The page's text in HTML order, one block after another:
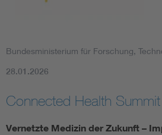
Bundesministerium für Forschung,
28.01.2026
Connected Health
Vernetzte Medizin der Zukunft –